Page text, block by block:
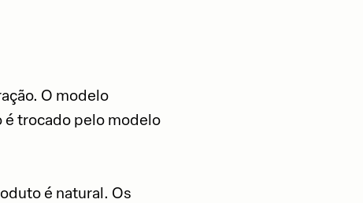
O modelo
é trocado pelo modelo
é natural. Os